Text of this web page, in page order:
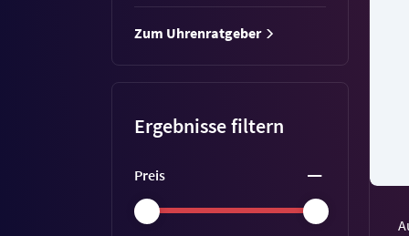
Zum Uhrenratgeber
Ergebnisse filtern
Preis